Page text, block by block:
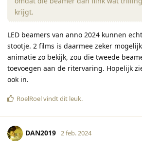
krijgt.
LED beamers van anno 2024 kunnen
stootje. 2 films is daarmee zeker
animatie zo bekijk, zou die tweede
toevoegen aan de ritervaring. Hopelijk
ook in.
RoelRoelvindt dit leuk.
DAN2019 2 feb. 2024